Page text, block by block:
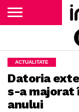
ACTUALITATE
Datoria
s-a majorat
anului